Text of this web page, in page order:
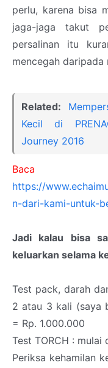
perlu, karena bisa
jaga-jaga takut
persalinan itu
mencegah daripada
Related:
Kecil di
Journey 2016
https://
n-dari-kami-untuk-
Jadi kalau bisa
keluarkan selama
Test pack, darah
2 atau 3 kali (saya
= Rp. 1.000.000
Test TORCH : mulai
Periksa kehamilan